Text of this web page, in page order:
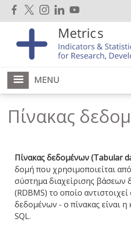
Skip
content
MENU
Πίνακας
Πίνακας δεδομένων (Tabular
δομή που χρησιμοποιείται
σύστημα διαχείρισης βάσεων
(RDBMS) το οποίο
δεδομένων - ο πίνακας είναι
SQL.